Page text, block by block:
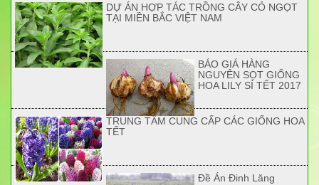
DỰ ÁN HỢP TÁC TRỒNG CÂY CỎ NGỌT
TẠI MIỀN BẮC VIỆT NAM
BÁO GIÁ HÀNG
NGUYÊN SỌT GIỐNG
HOA LILY SỈ TẾT 2017
TRUNG TÂM CUNG CẤP CÁC GIỐNG HOA
TẾT
Đề Án Đinh Lăng